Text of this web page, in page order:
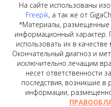
На сайте использованы
Freepik, а так же от
*Материалы, размещенные
информационный характер.
использовать их в
Окончательный диагноз и
исключительно лечащим
несет ответственности
последствия, возникшие в
информации,